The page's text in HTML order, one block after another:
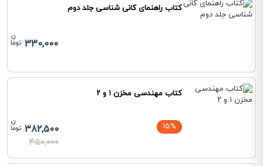
کتاب راهنمای کانی شناسی جلد دوم
330,000
کتاب مهندسی مخزن ۱ و ۲
15%
382,500
450,000